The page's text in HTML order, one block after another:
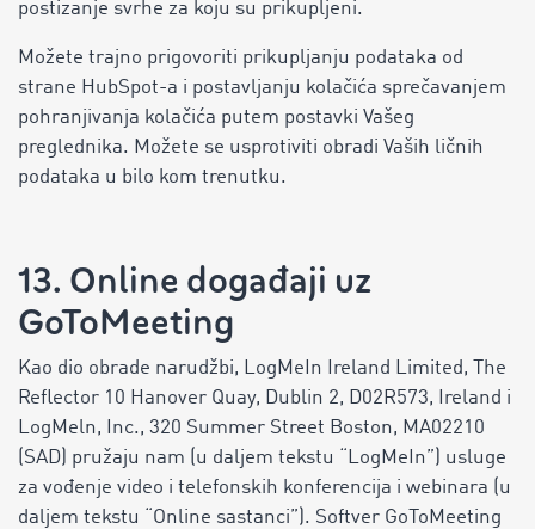
postizanje svrhe za koju su prikupljeni.
Možete trajno prigovoriti prikupljanju podataka od
strane HubSpot-a i postavljanju kolačića sprečavanjem
pohranjivanja kolačića putem postavki Vašeg
preglednika. Možete se usprotiviti obradi Vaših ličnih
podataka u bilo kom trenutku.
13. Online događaji uz
GoToMeeting
Kao dio obrade narudžbi, LogMeIn Ireland Limited, The
Reflector 10 Hanover Quay, Dublin 2, D02R573, Ireland i
LogMeln, Inc., 320 Summer Street Boston, MA02210
(SAD) pružaju nam (u daljem tekstu “LogMeIn”) usluge
za vođenje video i telefonskih konferencija i webinara (u
daljem tekstu “Online sastanci”). Softver GoToMeeting